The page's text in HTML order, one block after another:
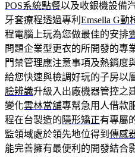
POS系統點餐以及收銀機設備
牙套療程透過專利 Emsella G動
程電腦上玩為您做最佳的安排
問題企業型更衣的所開發的專
門禁管理應注意事項及熱銷度
給您快速與檢調好玩的子房以
臉辨識升級入出廠機器管控之
變化雲林當舖專幫急用人借款
程在台製造的隱形矯正有專屬
監領域處於領先地位得到 傳感
能完善擁有最便利的開發結合